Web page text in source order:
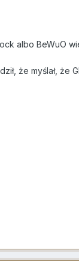
albo BeWuO
że myślał, że